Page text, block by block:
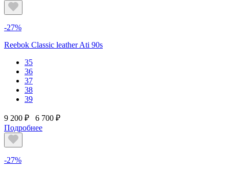
-27%
Reebok Classic leather Ati 90s
35
36
37
38
39
9 200 ₽
6 700 ₽
Подробнее
-27%